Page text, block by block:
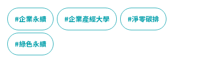
c
e
b
o
o
n
e
r
e
a
n
k
e
p
y
L
企業永續 企業產經大學 淨零碳排
綠色永續